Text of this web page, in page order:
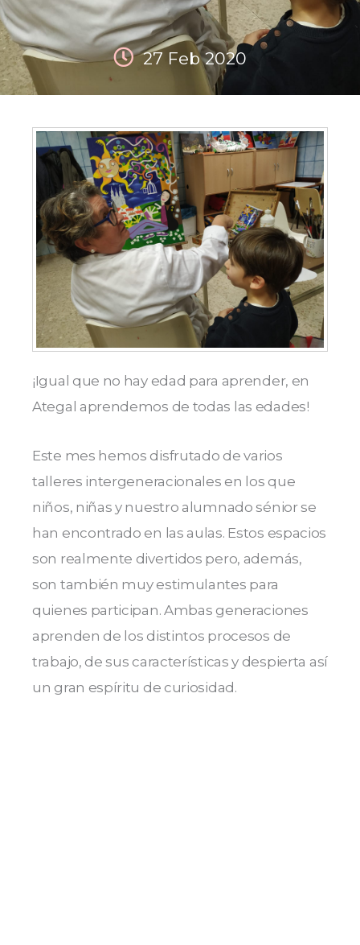
27 Feb 2020
¡Igual que no hay edad para aprender, en
Ategal aprendemos de todas las edades!
Este mes hemos disfrutado de varios
talleres intergeneracionales en los que
niños, niñas y nuestro alumnado sénior se
han encontrado en las aulas. Estos espacios
son realmente divertidos pero, además,
son también muy estimulantes para
quienes participan. Ambas generaciones
aprenden de los distintos procesos de
trabajo, de sus características y despierta así
un gran espíritu de curiosidad.